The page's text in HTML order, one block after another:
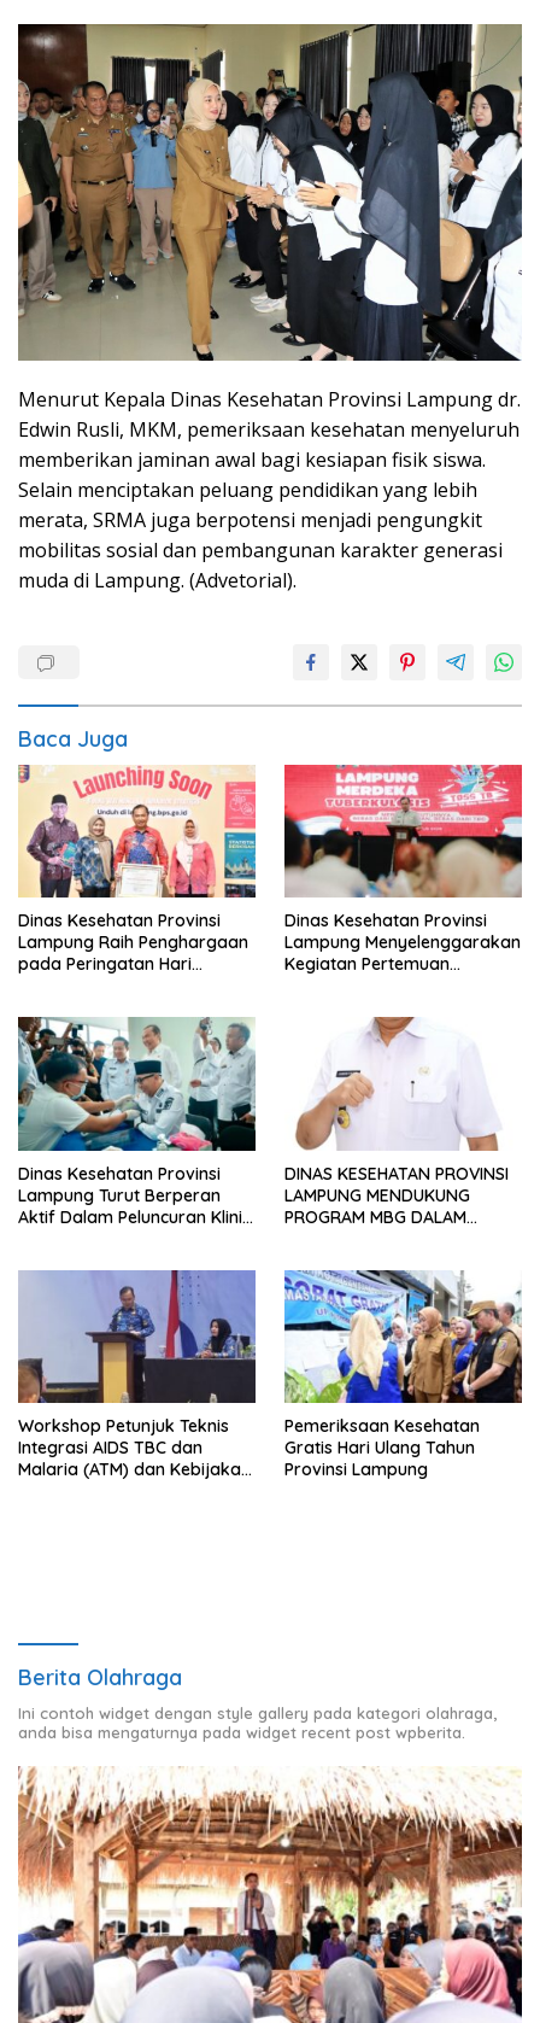
Menurut Kepala Dinas Kesehatan Provinsi Lampung dr.
Edwin Rusli, MKM, pemeriksaan kesehatan menyeluruh
memberikan jaminan awal bagi kesiapan fisik siswa.
Selain menciptakan peluang pendidikan yang lebih
merata, SRMA juga berpotensi menjadi pengungkit
mobilitas sosial dan pembangunan karakter generasi
muda di Lampung. (Advetorial).
Baca Juga
Dinas Kesehatan Provinsi
Lampung Raih Penghargaan
pada Peringatan Hari
Dinas Kesehatan Provinsi
Lampung Menyelenggarakan
Kegiatan Pertemuan
Sosialisasi Rencana Aksi
Daerah (RAD)
Penanggulangan
Tuberkulosis (TBC) di Provinsi
Lampung
Dinas Kesehatan Provinsi
Lampung Turut Berperan
Aktif Dalam Peluncuran Klinik
Program Strategis Nasional
Bertajuk Koperasi
Desa/Kelurahan Merah Putih
DINAS KESEHATAN PROVINSI
LAMPUNG MENDUKUNG
PROGRAM MBG DALAM
PELAYANAN PEMENUHAN GIZI
(SPPG)
Workshop Petunjuk Teknis
Integrasi AIDS TBC dan
Malaria (ATM) dan Kebijakan
Pemeriksaan Kesehatan
Gratis Hari Ulang Tahun
Provinsi Lampung
Berita Olahraga
Ini contoh widget dengan style gallery pada kategori olahraga,
anda bisa mengaturnya pada widget recent post wpberita.